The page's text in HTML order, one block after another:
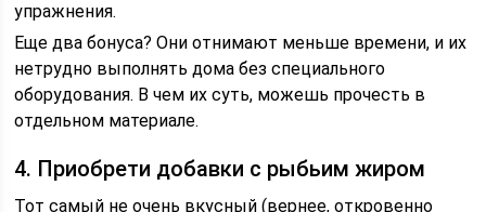
упражнения.
Еще два бонуса? Они отнимают меньше времени, и их
нетрудно выполнять дома без специального
оборудования. В чем их суть, можешь прочесть в
отдельном материале.
4. Приобрети добавки с рыбьим жиром
Тот самый не очень вкусный (вернее, откровенно